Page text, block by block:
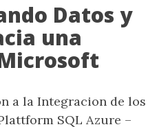
Datos y
una
a la Integracion de los
SQL Azure –